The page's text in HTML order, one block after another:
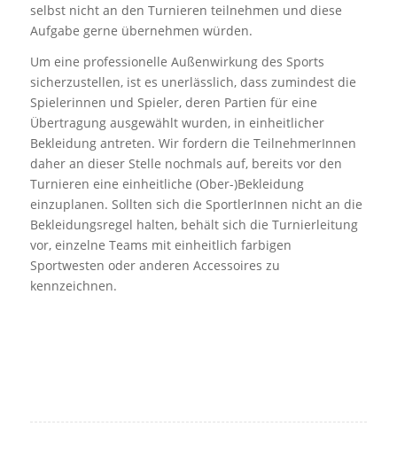
selbst nicht an den Turnieren teilnehmen und diese
Aufgabe gerne übernehmen würden.
Um eine professionelle Außenwirkung des Sports
sicherzustellen, ist es unerlässlich, dass zumindest die
Spielerinnen und Spieler, deren Partien für eine
Übertragung ausgewählt wurden, in einheitlicher
Bekleidung antreten. Wir fordern die TeilnehmerInnen
daher an dieser Stelle nochmals auf, bereits vor den
Turnieren eine einheitliche (Ober-)Bekleidung
einzuplanen. Sollten sich die SportlerInnen nicht an die
Bekleidungsregel halten, behält sich die Turnierleitung
vor, einzelne Teams mit einheitlich farbigen
Sportwesten oder anderen Accessoires zu
kennzeichnen.